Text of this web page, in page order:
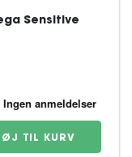
Sensitive
TIL KURV